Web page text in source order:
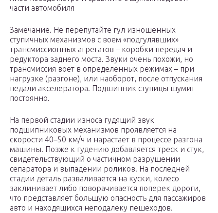
части автомобиля
Замечание. Не перепутайте гул изношенных
ступичных механизмов с воем «подгулявших»
трансмиссионных агрегатов – коробки передач и
редуктора заднего моста. Звуки очень похожи, но
трансмиссия воет в определенных режимах – при
нагрузке (разгоне), или наоборот, после отпускания
педали акселератора. Подшипник ступицы шумит
постоянно.
На первой стадии износа гудящий звук
подшипниковых механизмов проявляется на
скорости 40–50 км/ч и нарастает в процессе разгона
машины. Позже к гудению добавляется треск и стук,
свидетельствующий о частичном разрушении
сепаратора и выпадении роликов. На последней
стадии деталь разваливается на куски, колесо
заклинивает либо поворачивается поперек дороги,
что представляет большую опасность для пассажиров
авто и находящихся неподалеку пешеходов.